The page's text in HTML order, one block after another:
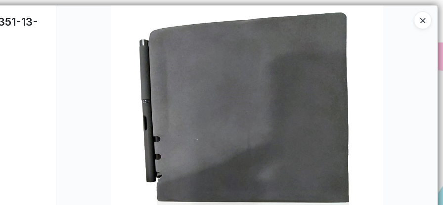
13-
Ingresar a la Tienda
PUNTOS DE VENTA